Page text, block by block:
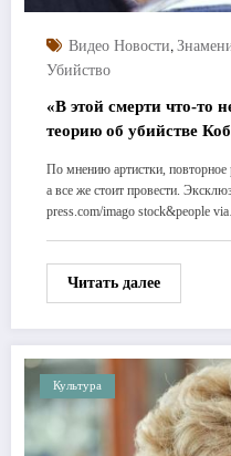
Видео Новости,
Убийство
«В этой смерти что-то
теорию об убийстве
По мнению артистки, повторное
а все же стоит провести.
press.com/imago stock&people
Читать далее
Культура